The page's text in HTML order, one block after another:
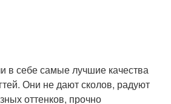
в себе самые лучшие качества
Они не дают сколов, радуют
оттенков, прочно